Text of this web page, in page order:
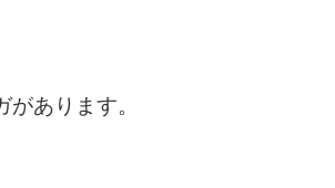
あります。